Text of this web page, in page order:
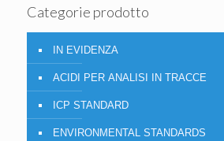
Categorie prodotto
IN EVIDENZA
ACIDI PER ANALISI IN TRACCE
ICP STANDARD
ENVIRONMENTAL STANDARDS